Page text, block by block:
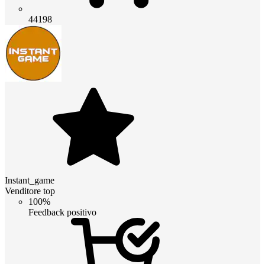
44198
Instant_game
Venditore top
100%
Feedback positivo